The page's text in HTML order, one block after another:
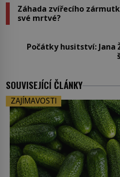
Záhada zvířecího
své mrtvé?
Počátky husitství: Jana
SOUVISEJÍCÍ ČLÁNKY
ZAJÍMAVOSTI